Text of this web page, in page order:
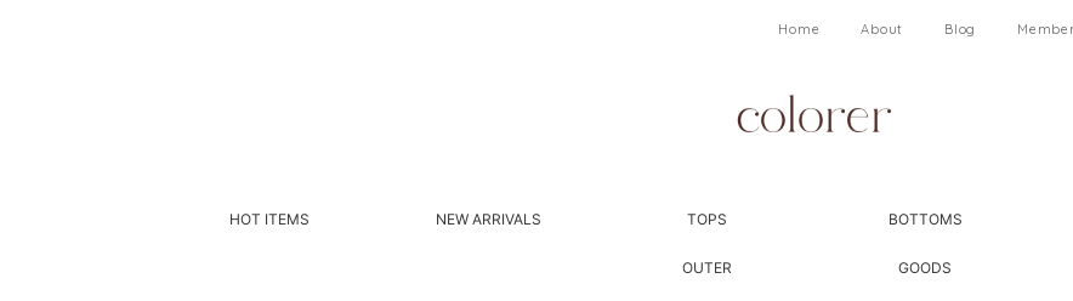
Home About Blog
HOT ITEMS NEW ARRIVALS TOPS BOTTOMS
OUTER GOODS